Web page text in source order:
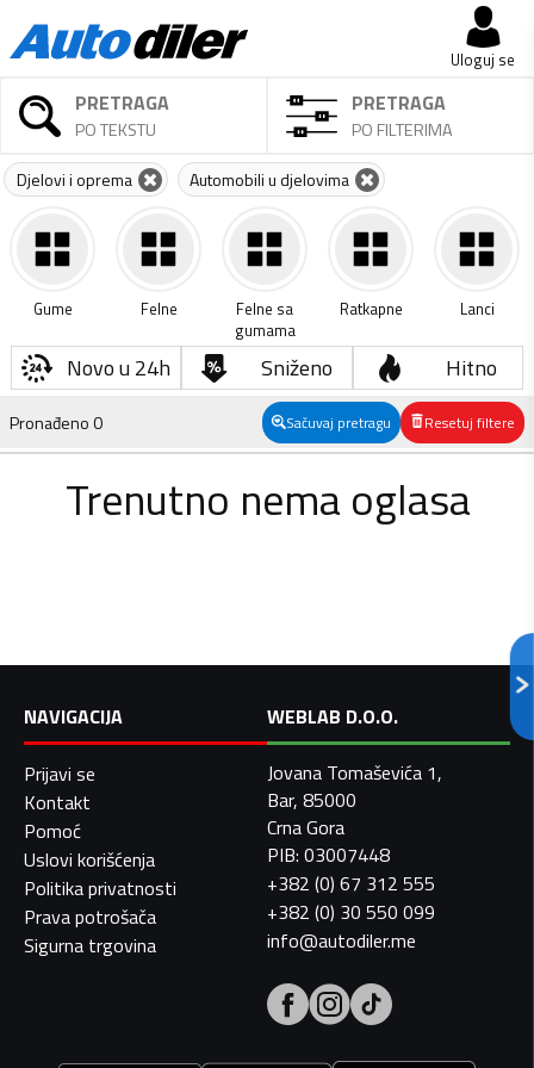
Uloguj se
PRETRAGA
PO TEKSTU
PRETRAGA
PO FILTERIMA
Djelovi i oprema Automobili u djelovima
Gume Felne
Felne sa
gumama
Ratkapne Lanci
Novo u 24h Sniženo Hitno
Pronađeno0 Sačuvaj pretragu Resetuj filtere
Trenutno nema oglasa
NAVIGACIJA
Prijavi se
Kontakt
Pomoć
Uslovi korišćenja
Politika privatnosti
Prava potrošača
Sigurna trgovina
WEBLAB D.O.O.
Jovana Tomaševića 1,
Bar, 85000
Crna Gora
PIB: 03007448
+382 (0) 67 312 555
+382 (0) 30 550 099
info@autodiler.me